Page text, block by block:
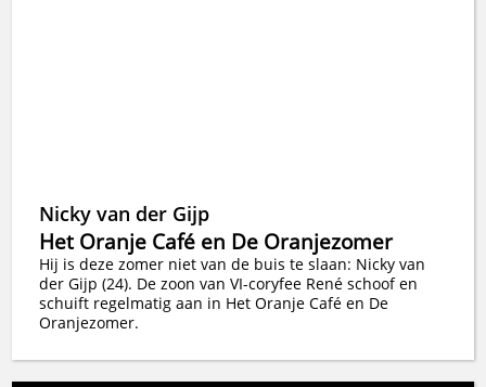
Nicky van der Gijp
Het Oranje Café en De Oranjezomer
Hij is deze zomer niet van de buis te slaan: Nicky van
der Gijp (24). De zoon van VI-coryfee René schoof en
schuift regelmatig aan in Het Oranje Café en De
Oranjezomer.